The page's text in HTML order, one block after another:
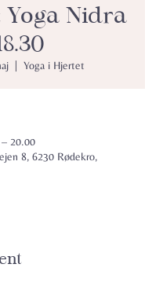
Yoga Nidra
Yoga i Hjertet
20.00
8, 6230 Rødekro,